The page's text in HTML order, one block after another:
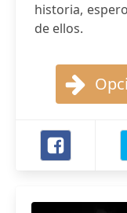
historia,
de ellos.